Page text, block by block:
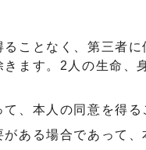
ことなく、第三者
ます。2人の生命、
、本人の同意を得る
ある場合であって